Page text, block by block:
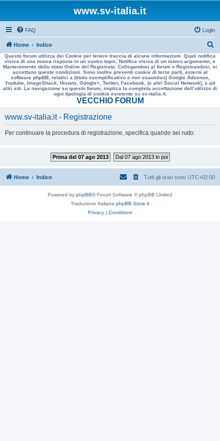
www.sv-italia.it
FAQ Login
Home Indice
e
r
a
Questo forum utilizza dei Cookie per tenere traccia di alcune informazioni. Quali notifica
visiva di una nuova risposta in un vostro topic, Notifica visiva di un nuovo argomento, e
Mantenimento dello stato Online del Registrato. Collegandosi al forum o Registrandosi, si
accettano queste condizioni. Sono inoltre presenti cookie di terze parti, esterni al
software phpBB, relativi a (titolo esemplificativo e non esaustivo) Google Adsense,
Youtube, ImageShack, Histats, Google+, Twitter, Facebook, (e altri Social Network), e ad
altri siti. La navigazione su questo forum, implica la completa accettazione dell’utilizzo di
ogni tipologia di cookie esistente su sv-italia.it.
VECCHIO FORUM
www.sv-italia.it - Registrazione
Per continuare la procedura di registrazione, specifica quando sei nato:
Prima del 07 ago 2013 Dal 07 ago 2013 in poi
Home Indice Tutti gli orari sono UTC+02:00
Powered by phpBB® Forum Software © phpBB Limited
Traduzione Italiana phpBB-Store.it
Privacy | Condizioni